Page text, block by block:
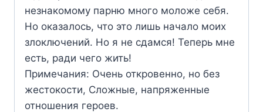
незнакомому парню много моложе себя.
Но оказалось, что это лишь начало моих
злоключений. Но я не сдамся! Теперь мне
есть, ради чего жить!
Примечания: Очень откровенно, но без
жестокости, Сложные, напряженные
отношения героев.